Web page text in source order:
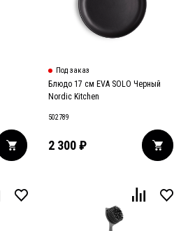
Под заказ
Блюдо 17 см EVA SOLO Черный
Nordic Kitchen
502789
2 300 ₽